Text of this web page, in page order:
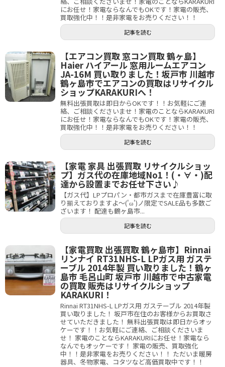
にお任せ！家電ならなんでもOKです！家電の販売、
買取強化中！！是非家電をお売りください！！
記事を読む
【エアコン買取 窓コン買取 鶴ヶ島】
Haier ハイアール 窓用ルームエアコン
JA-16M 買い取りました！坂戸市 川越市
鶴ヶ島市でエアコンの買取はリサイクル
ショップKARAKURIへ！
無料出張買取は即日からOKです！！お気軽にご連
絡、ご相談くださいませ！家電のことならKARAKURI
にお任せ！家電ならなんでもOKです！家電の販売、
買取強化中！！是非家電をお売りください！！
記事を読む
【家電 家具 出張買取 リサイクルショッ
プ】ガス代の在庫地域No1！(・∀・)配
達から設置までお任せ下さい♪
【ガス代】LPプロパン・都市ガスまで在庫豊富に取
り揃えておりますよ～('ω')ノ限定でSALE品も多数ご
ざいます！ 配達も鶴ヶ島市...
記事を読む
【家電買取 出張買取 鶴ヶ島市】Rinnai
リンナイ RT31NHS-L LPガス用 ガステ
ーブル 2014年製 買い取りました！鶴ヶ
島市 毛呂山町 坂戸市 川越市で中古家電
の買取 販売はリサイクルショップ
KARAKURI！
Rinnai RT31NHS-L LPガス用 ガステーブル 2014年製
買い取りました！ 坂戸市在住のお客様からお買取さ
せていただきました！ 無料出張買取は即日からオッ
ケーです！！お気軽にご連絡、ご相談くださいま
せ！ 家電のことならKARAKURIにお任せ！家電なら
なんでもオッケーです！ 家電の販売、買取強化
中！！是非家電をお売りください！！ ただいま暖房
器具、冬物家電、コタツなど高価買取中です！！